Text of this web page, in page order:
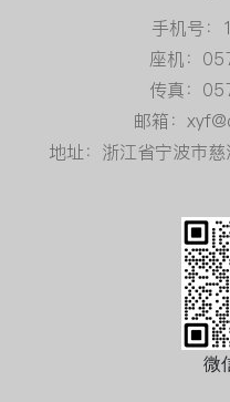
手机号
座机：
传真：
邮箱：
地址：浙江省宁波市
微